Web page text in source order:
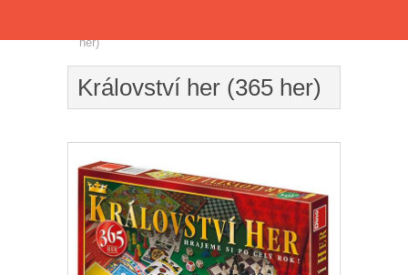
her)
Království her (365 her)